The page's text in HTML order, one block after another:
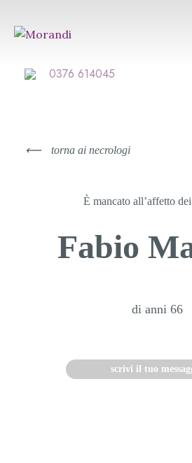
0376 614045
⟵ torna ai necrologi
È mancato all’affetto
Fabio
di anni 66
scrivi il tuo